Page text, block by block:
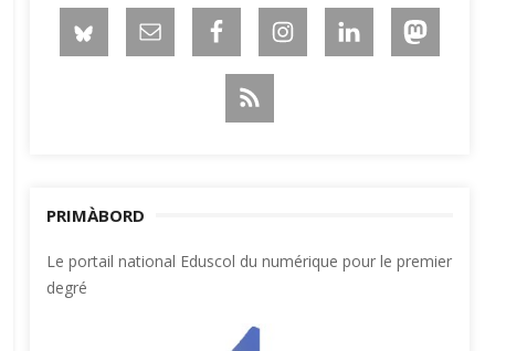
PRIMÀBORD
Le portail national Eduscol du numérique pour le premier
degré